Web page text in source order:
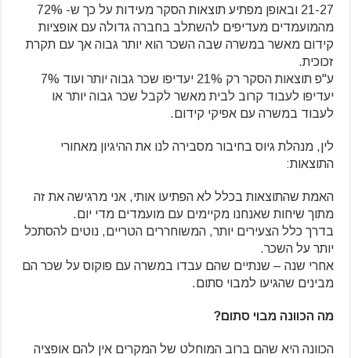
21-27 ובאופן מפתיע תוצאות הסקר מעידות על כך ש- 72%
מהמועמדים מעדיפים להשתלב בחברה גדולה עם אופציות
קידום מאשר במשרה שבה השכר הוא יותר גבוה אך עם תקרת
זכוכית.
ע"פ תוצאות הסקר רק 21% יעדיפו שכר גבוה יותר ועוד 7%
יעדיפו לעבוד קרוב לבית מאשר לקבל שכר גבוה יותר או
לעבוד במשרה עם אפיקי קידום.
לין, מנהלת גיוס בחיבור מסבירה לנו את ההיגיון מאחורי
התוצאות:
האמת שהתוצאות בכלל לא הפתיעו אותי, אני מרגישה את זה
מתוך שיחות שאנחנו מקיימים עם מועמדים מדי יום.
בדרך כלל הצעירים יותר, המשוחררים הטריים, נוטים להסתכל
יותר על השכר.
אחרי שנה – שנתיים שהם עבדו במשרה עם פוקוס על שכר הם
מבינים שהגיעו למבוי סתום.
מה הכוונה מבוי סתום?
הכוונה היא שהם ברוב המוחלט של המקרים אין להם אופציה